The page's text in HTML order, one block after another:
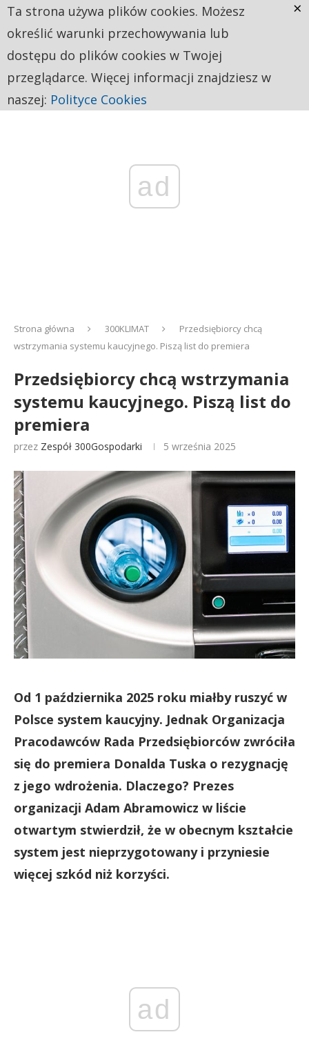
ad
Strona główna 300KLIMAT
Przedsiębiorcy chcą
wstrzymania systemu kaucyjnego. Piszą list do premiera
Przedsiębiorcy chcą wstrzymania
systemu kaucyjnego. Piszą list do
premiera
przez Zespół 300Gospodarki 5 września 2025
Od 1 października 2025 roku miałby ruszyć w
Polsce system kaucyjny. Jednak Organizacja
Pracodawców Rada Przedsiębiorców zwróciła
się do premiera Donalda Tuska o rezygnację
z jego wdrożenia. Dlaczego? Prezes
organizacji Adam Abramowicz w liście
otwartym stwierdził, że w obecnym kształcie
system jest nieprzygotowany i przyniesie
więcej szkód niż korzyści.
ad
Ta strona używa plików cookies. Możesz
określić warunki przechowywania lub
dostępu do plików cookies w Twojej
przeglądarce. Więcej informacji znajdziesz w
naszej: Polityce Cookies
×